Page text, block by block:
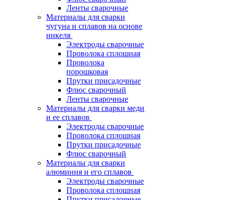
Ленты сварочные
Материалы для сварки
чугуна и сплавов на основе
никеля
Электроды сварочные
Проволока сплошная
Проволока
порошковая
Прутки присадочные
Флюс сварочный
Ленты сварочные
Материалы для сварки меди
и ее сплавов
Электроды сварочные
Проволока сплошная
Прутки присадочные
Флюс сварочный
Материалы для сварки
алюминия и его сплавов
Электроды сварочные
Проволока сплошная